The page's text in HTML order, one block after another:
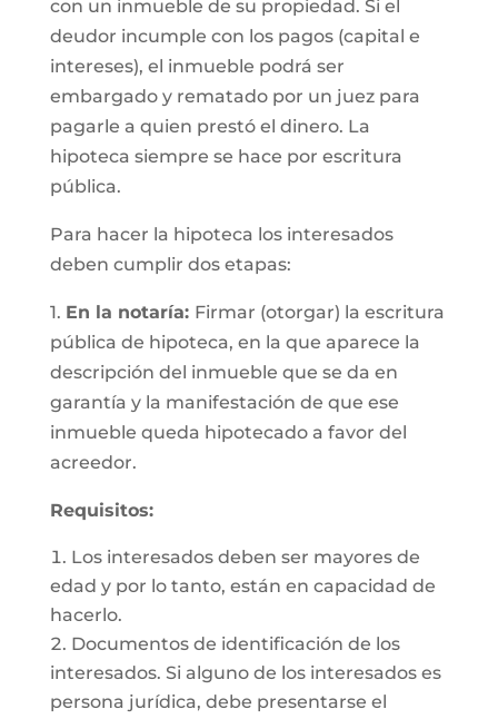
con un inmueble de su propiedad. Si el
deudor incumple con los pagos (capital e
intereses), el inmueble podrá ser
embargado y rematado por un juez para
pagarle a quien prestó el dinero. La
hipoteca siempre se hace por escritura
pública.
Para hacer la hipoteca los interesados
deben cumplir dos etapas:
1. En la notaría: Firmar (otorgar) la escritura
pública de hipoteca, en la que aparece la
descripción del inmueble que se da en
garantía y la manifestación de que ese
inmueble queda hipotecado a favor del
acreedor.
Requisitos:
Los interesados deben ser mayores de
edad y por lo tanto, están en capacidad de
hacerlo.
Documentos de identificación de los
interesados. Si alguno de los interesados es
persona jurídica, debe presentarse el